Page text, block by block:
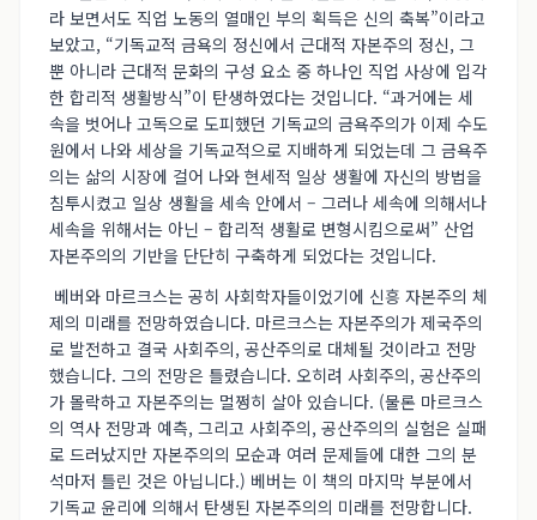
라 보면서도 직업 노동의 열매인 부의 획득은 신의 축복”이라고
보았고, “기독교적 금욕의 정신에서 근대적 자본주의 정신, 그
뿐 아니라 근대적 문화의 구성 요소 중 하나인 직업 사상에 입각
한 합리적 생활방식”이 탄생하였다는 것입니다. “과거에는 세
속을 벗어나 고독으로 도피했던 기독교의 금욕주의가 이제 수도
원에서 나와 세상을 기독교적으로 지배하게 되었는데 그 금욕주
의는 삶의 시장에 걸어 나와 현세적 일상 생활에 자신의 방법을
침투시켰고 일상 생활을 세속 안에서 – 그러나 세속에 의해서나
세속을 위해서는 아닌 – 합리적 생활로 변형시킴으로써” 산업
자본주의의 기반을 단단히 구축하게 되었다는 것입니다.
베버와 마르크스는 공히 사회학자들이었기에 신흥 자본주의 체
제의 미래를 전망하였습니다. 마르크스는 자본주의가 제국주의
로 발전하고 결국 사회주의, 공산주의로 대체될 것이라고 전망
했습니다. 그의 전망은 틀렸습니다. 오히려 사회주의, 공산주의
가 몰락하고 자본주의는 멀쩡히 살아 있습니다. (물론 마르크스
의 역사 전망과 예측, 그리고 사회주의, 공산주의의 실험은 실패
로 드러났지만 자본주의의 모순과 여러 문제들에 대한 그의 분
석마저 틀린 것은 아닙니다.) 베버는 이 책의 마지막 부분에서
기독교 윤리에 의해서 탄생된 자본주의의 미래를 전망합니다.